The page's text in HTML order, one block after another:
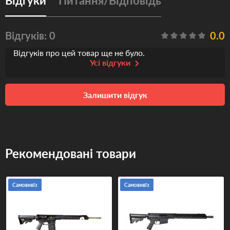
Відгуків: 0 0.0
Відгуків про цей товар ще не було.
Усі відгуки
Залишити відгук
Рекомендовані товари
Самовивіз Самовивіз